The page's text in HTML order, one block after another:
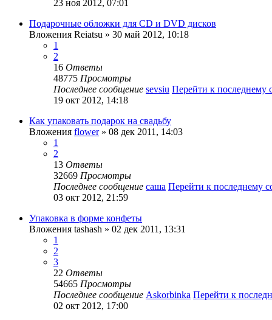
23 ноя 2012, 07:01
Подарочные обложки для CD и DVD дисков
Вложения Reiatsu » 30 май 2012, 10:18
1
2
16 Ответы
48775 Просмотры
Последнее сообщение sevsiu Перейти к последнему
19 окт 2012, 14:18
Как упаковать подарок на свадьбу
Вложения flower» 08 дек 2011, 14:03
1
2
13 Ответы
32669 Просмотры
Последнее сообщение саша Перейти к последнему
03 окт 2012, 21:59
Упаковка в форме конфеты
Вложения tashash » 02 дек 2011, 13:31
1
2
3
22 Ответы
54665 Просмотры
Последнее сообщение Askorbinka Перейти к
02 окт 2012, 17:00